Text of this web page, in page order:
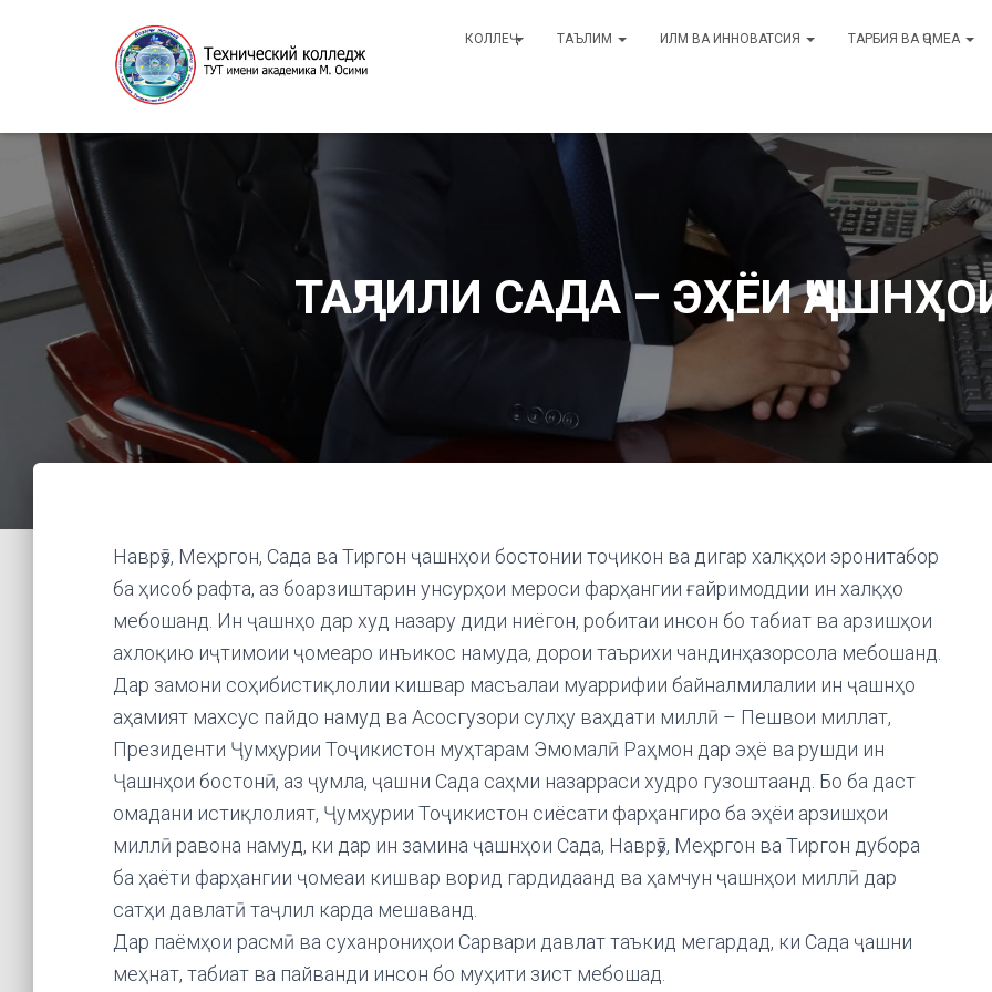
КОЛЛЕҶ ТАЪЛИМ ИЛМ ВА ИННОВАТСИЯ ТАРБИЯ ВА ҶОМЕА
ТАҶЛИЛИ САДА – ЭҲЁИ
Наврӯз, Меҳргон, Сада ва Тиргон ҷашнҳои бостонии тоҷикон ва дигар халқҳои эронитабор
ба ҳисоб рафта, аз боарзиштарин унсурҳои мероси фарҳангии ғайримоддии ин халқҳо
мебошанд. Ин ҷашнҳо дар худ назару диди ниёгон, робитаи инсон бо табиат ва арзишҳои
ахлоқию иҷтимоии ҷомеаро инъикос намуда, дорои таърихи чандинҳазорсола мебошанд.
Дар замони соҳибистиқлолии кишвар масъалаи муаррифии байналмилалии ин ҷашнҳо
аҳамият махсус пайдо намуд ва Асосгузори сулҳу ваҳдати миллӣ – Пешвои миллат,
Президенти Ҷумҳурии Тоҷикистон муҳтарам Эмомалӣ Раҳмон дар эҳё ва рушди ин
Ҷашнҳои бостонӣ, аз ҷумла, ҷашни Сада саҳми назарраси худро гузоштаанд. Бо ба даст
омадани истиқлолият, Ҷумҳурии Тоҷикистон сиёсати фарҳангиро ба эҳёи арзишҳои
миллӣ равона намуд, ки дар ин замина ҷашнҳои Сада, Наврӯз, Меҳргон ва Тиргон дубора
ба ҳаёти фарҳангии ҷомеаи кишвар ворид гардидаанд ва ҳамчун ҷашнҳои миллӣ дар
сатҳи давлатӣ таҷлил карда мешаванд.
Дар паёмҳои расмӣ ва суханрониҳои Сарвари давлат таъкид мегардад, ки Сада ҷашни
меҳнат, табиат ва пайванди инсон бо муҳити зист мебошад.